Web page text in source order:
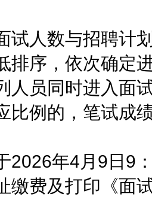
人数与招聘计划
排序，依次确定
人员同时进入面
比例的，笔试成
年4月9日9：
缴费及打印《面